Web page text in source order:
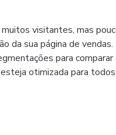
visitantes, mas
da sua página de vendas.
para
otimizada para